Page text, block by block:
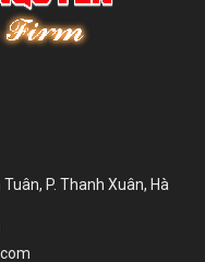
P. Thanh Xuân, Hà